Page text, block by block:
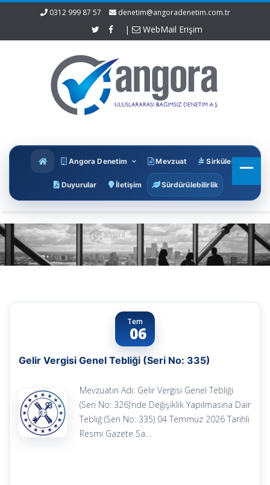
0312 999 87 57 denetim@angoradenetim.com.tr
| WebMail Erişim
Angora Denetim Mevzuat Sirküler
Duyurular İletişim Sürdürülebilirlik
Tem
06
Gelir Vergisi Genel Tebliği (Seri No: 335)
Mevzuatın Adı: Gelir Vergisi Genel Tebliği
(Seri No: 326)’nde Değişiklik Yapılmasına Dair
Tebliğ (Seri No: 335) 04 Temmuz 2026 Tarihli
Resmi Gazete Sa…